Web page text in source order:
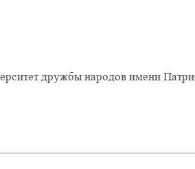
дружбы народов имени